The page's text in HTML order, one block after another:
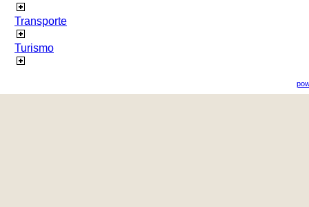
Transporte
Turismo